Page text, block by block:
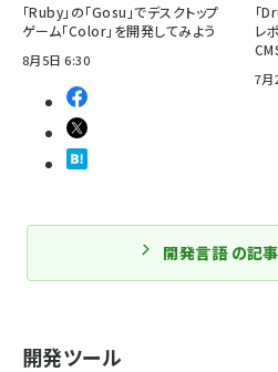
「Ruby」の「Gosu」でデスクトップ
ゲーム「Color」を開発してみよう
8月5日 6:30
「
レ
7月
開発言語 の記
開発ツール